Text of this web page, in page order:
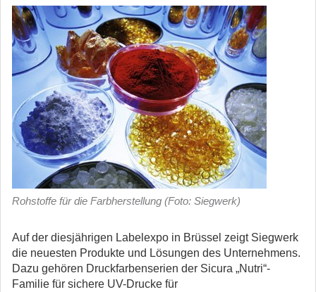
Rohstoffe für die Farbherstellung (Foto: Siegwerk)
Auf der diesjährigen Labelexpo in Brüssel zeigt Siegwerk
die neuesten Produkte und Lösungen des Unternehmens.
Dazu gehören Druckfarbenserien der Sicura „Nutri“-
Familie für sichere UV-Drucke für